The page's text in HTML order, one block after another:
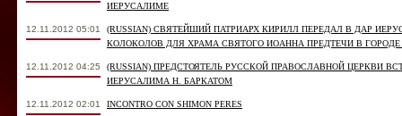
ИЕРУСАЛИМЕ
12.11.2012 05:01
(RUSSIAN) СВЯТЕЙШИЙ ПАТРИАРХ КИРИЛЛ ПЕРЕДАЛ В ДАР
КОЛОКОЛОВ ДЛЯ ХРАМА СВЯТОГО ИОАННА ПРЕДТЕЧИ В
12.11.2012 04:25
(RUSSIAN) ПРЕДСТОЯТЕЛЬ РУССКОЙ ПРАВОСЛАВНОЙ ЦЕРКВИ
ИЕРУСАЛИМА Н. БАРКАТОМ
12.11.2012 02:01 INCONTRO CON SHIMON PERES